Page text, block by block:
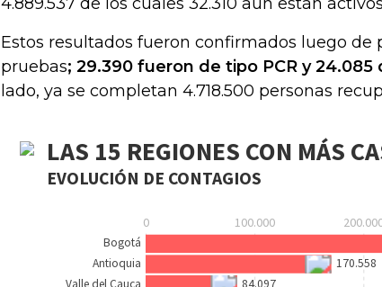
Estos resultados fueron confirmados luego de
pruebas; 29.390 fueron de tipo PCR y 24.085
lado, ya se completan 4.718.500 personas